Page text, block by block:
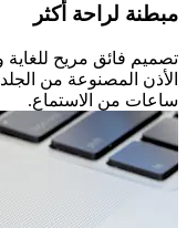
مبطنة لراحة أكثر
تصميم فائق مريح
الأذن المصنوعة من
ساعات من الاستماع.